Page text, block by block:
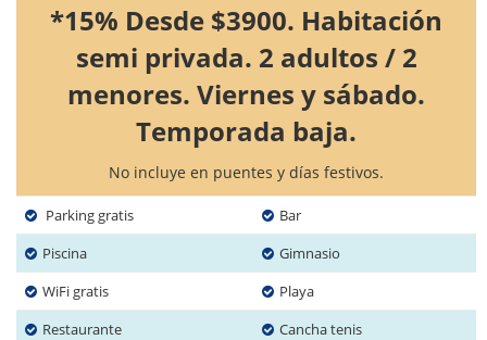
*15% Desde $3900. Habitación
semi privada. 2 adultos / 2
menores. Viernes y sábado.
Temporada baja.
No incluye en puentes y días festivos.
Parking gratis
Bar
Piscina
Gimnasio
WiFi gratis
Playa
Restaurante
Cancha tenis